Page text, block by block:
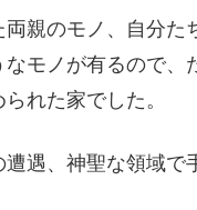
親のモノ、自分た
モノが有るので、
れた家でした。
遇、神聖な領域で